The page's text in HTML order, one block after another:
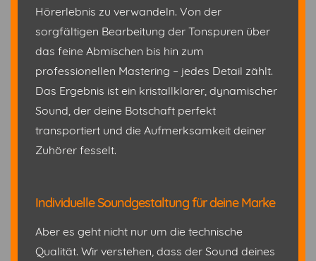
Hörerlebnis zu verwandeln. Von der
sorgfältigen Bearbeitung der Tonspuren über
das feine Abmischen bis hin zum
professionellen Mastering – jedes Detail zählt.
Das Ergebnis ist ein kristallklarer, dynamischer
Sound, der deine Botschaft perfekt
transportiert und die Aufmerksamkeit deiner
Zuhörer fesselt.
Individuelle Soundgestaltung für deine Marke
Aber es geht nicht nur um die technische
Qualität. Wir verstehen, dass der Sound deines